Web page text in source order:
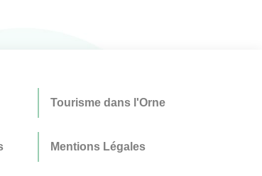
Tourisme dans l'Orne
Mentions Légales